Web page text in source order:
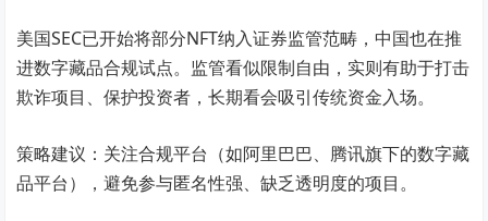
美国SEC已开始将部分NFT纳入证券监管范畴，中国也在推
进数字藏品合规试点。监管看似限制自由，实则有助于打击
欺诈项目、保护投资者，长期看会吸引传统资金入场。
策略建议：关注合规平台（如阿里巴巴、腾讯旗下的数字藏
品平台），避免参与匿名性强、缺乏透明度的项目。